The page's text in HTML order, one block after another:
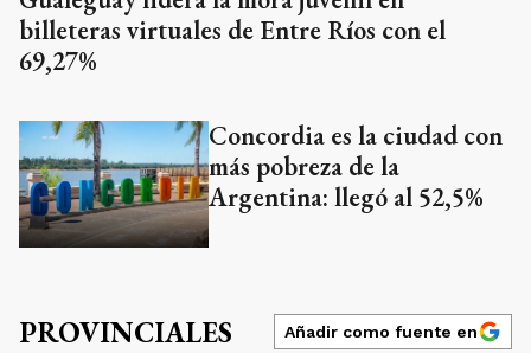
billeteras virtuales de Entre Ríos con el
69,27%
Concordia es la ciudad con
más pobreza de la
Argentina: llegó al 52,5%
PROVINCIALES Añadir como fuente en